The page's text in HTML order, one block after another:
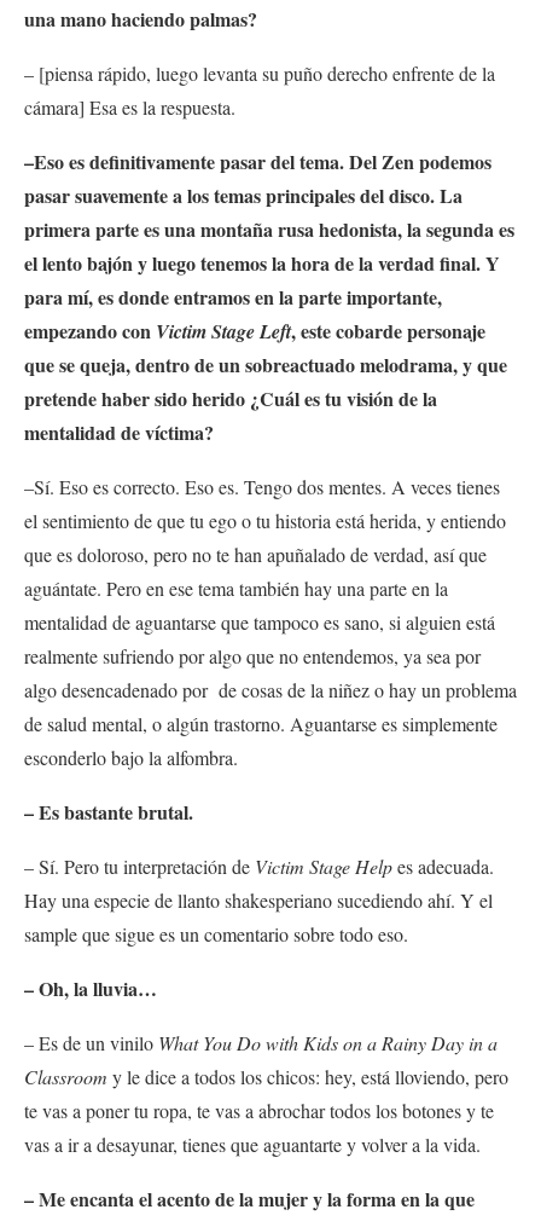
una mano haciendo palmas?
– [piensa rápido, luego levanta su puño derecho enfrente de la
cámara] Esa es la respuesta.
–Eso es definitivamente pasar del tema. Del Zen podemos
pasar suavemente a los temas principales del disco. La
primera parte es una montaña rusa hedonista, la segunda es
el lento bajón y luego tenemos la hora de la verdad final. Y
para mí, es donde entramos en la parte importante,
empezando con Victim Stage Left, este cobarde personaje
que se queja, dentro de un sobreactuado melodrama, y que
pretende haber sido herido ¿Cuál es tu visión de la
mentalidad de víctima?
–Sí. Eso es correcto. Eso es. Tengo dos mentes. A veces tienes
el sentimiento de que tu ego o tu historia está herida, y entiendo
que es doloroso, pero no te han apuñalado de verdad, así que
aguántate. Pero en ese tema también hay una parte en la
mentalidad de aguantarse que tampoco es sano, si alguien está
realmente sufriendo por algo que no entendemos, ya sea por
algo desencadenado por de cosas de la niñez o hay un problema
de salud mental, o algún trastorno. Aguantarse es simplemente
esconderlo bajo la alfombra.
– Es bastante brutal.
– Sí. Pero tu interpretación de Victim Stage Helpes adecuada.
Hay una especie de llanto shakesperiano sucediendo ahí. Y el
sample que sigue es un comentario sobre todo eso.
– Oh, la lluvia…
– Es de un vinilo What You Do with Kids on a Rainy Day in a
Classroom y le dice a todos los chicos: hey, está lloviendo, pero
te vas a poner tu ropa, te vas a abrochar todos los botones y te
vas a ir a desayunar, tienes que aguantarte y volver a la vida.
– Me encanta el acento de la mujer y la forma en la que